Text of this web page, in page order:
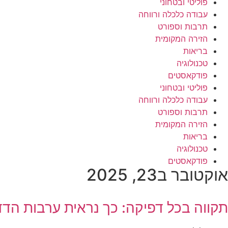
פוליטי ובטחוני
עבודה כלכלה ורווחה
תרבות וספורט
הזירה המקומית
בריאות
טכנולוגיה
פודקאסטים
פוליטי ובטחוני
עבודה כלכלה ורווחה
תרבות וספורט
הזירה המקומית
בריאות
טכנולוגיה
פודקאסטים
אוקטובר ב23, 2025
תקווה בכל דפיקה: כך נראית ערבות